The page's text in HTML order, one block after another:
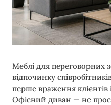
Меблі для переговорних
відпочинку
перше враження клієнтів
Офісний диван — не